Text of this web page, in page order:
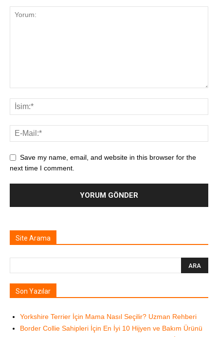
Save my name, email, and website in this browser for the
next time I comment.
Site Arama
Son Yazılar
Yorkshire Terrier İçin Mama Nasıl Seçilir? Uzman Rehberi
Border Collie Sahipleri İçin En İyi 10 Hijyen ve Bakım Ürünü